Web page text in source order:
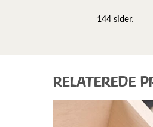
144 sider.
RELATEREDE